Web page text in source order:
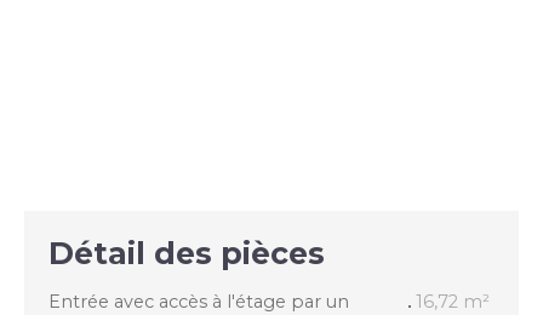
Détail des pièces
Entrée avec accès à l'étage par un
16,72 m²